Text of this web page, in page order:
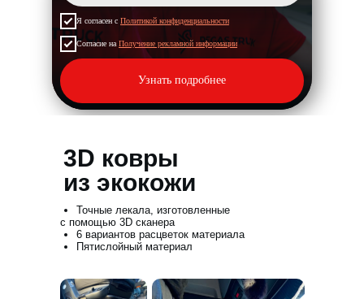
Я согласен с Политикой конфиденциальности
Согласие на Получение рекламной информации
Узнать подробнее
3D ковры
из экокожи
Точные лекала, изготовленные
с помощью 3D сканера
6 вариантов расцветок материала
Пятислойный материал